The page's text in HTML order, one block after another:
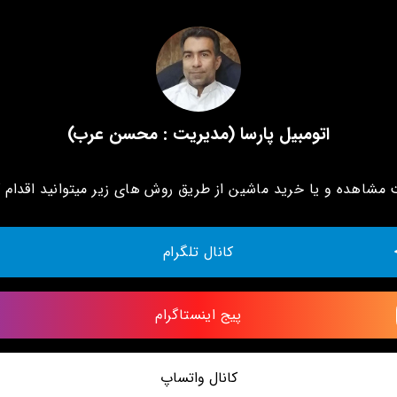
اتومبیل پارسا (مدیریت : محسن عرب)
و یا خرید ماشین از طریق روش های زیر میتوانید اقدام
کانال تلگرام
پیج اینستاگرام
کانال واتساپ